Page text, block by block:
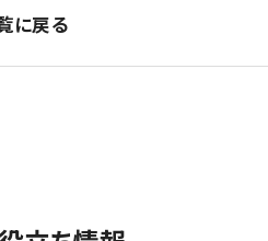
に戻る